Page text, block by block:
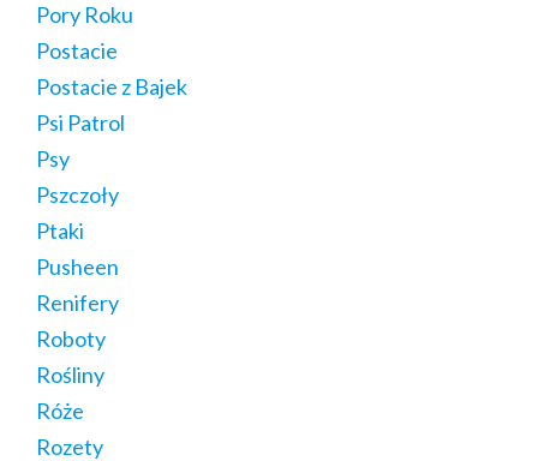
Pory Roku
Postacie
Postacie z Bajek
Psi Patrol
Psy
Pszczoły
Ptaki
Pusheen
Renifery
Roboty
Rośliny
Róże
Rozety